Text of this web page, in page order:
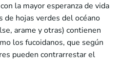
la mayor esperanza de vida
de hojas verdes del océano
arame y otras) contienen
los fucoidanos, que según
pueden contrarrestar el